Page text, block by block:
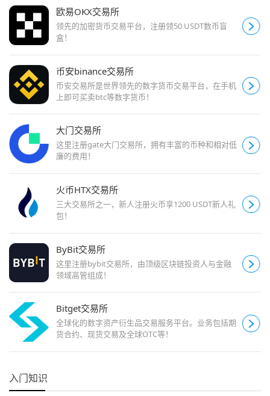
欧易OKX交易所
领先的加密货币交易平台，注册领50 USDT数币盲
盒！
币安binance交易所
币安交易所是世界领先的数字货币交易平台，在手机
上即可买卖btc等数字货币！
大门交易所
这里注册gate大门交易所，拥有丰富的币种和相对低
廉的费用！
火币HTX交易所
三大交易所之一，新人注册火币享1200 USDT新人礼
包！
ByBit交易所
这里注册bybit交易所，由顶级区块链投资人与金融
领域高管组成！
Bitget交易所
全球化的数字资产衍生品交易服务平台。业务包括期
货合约、现货交易及全球OTC等！
入门知识